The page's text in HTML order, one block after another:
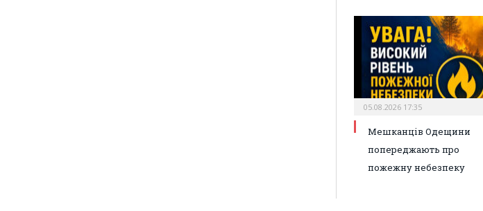
05.08.2026 17:35
Мешканців Одещини
попереджають про
пожежну небезпеку